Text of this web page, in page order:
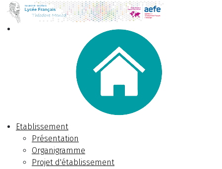
Etablissement
Présentation
Organigramme
Projet d'établissement